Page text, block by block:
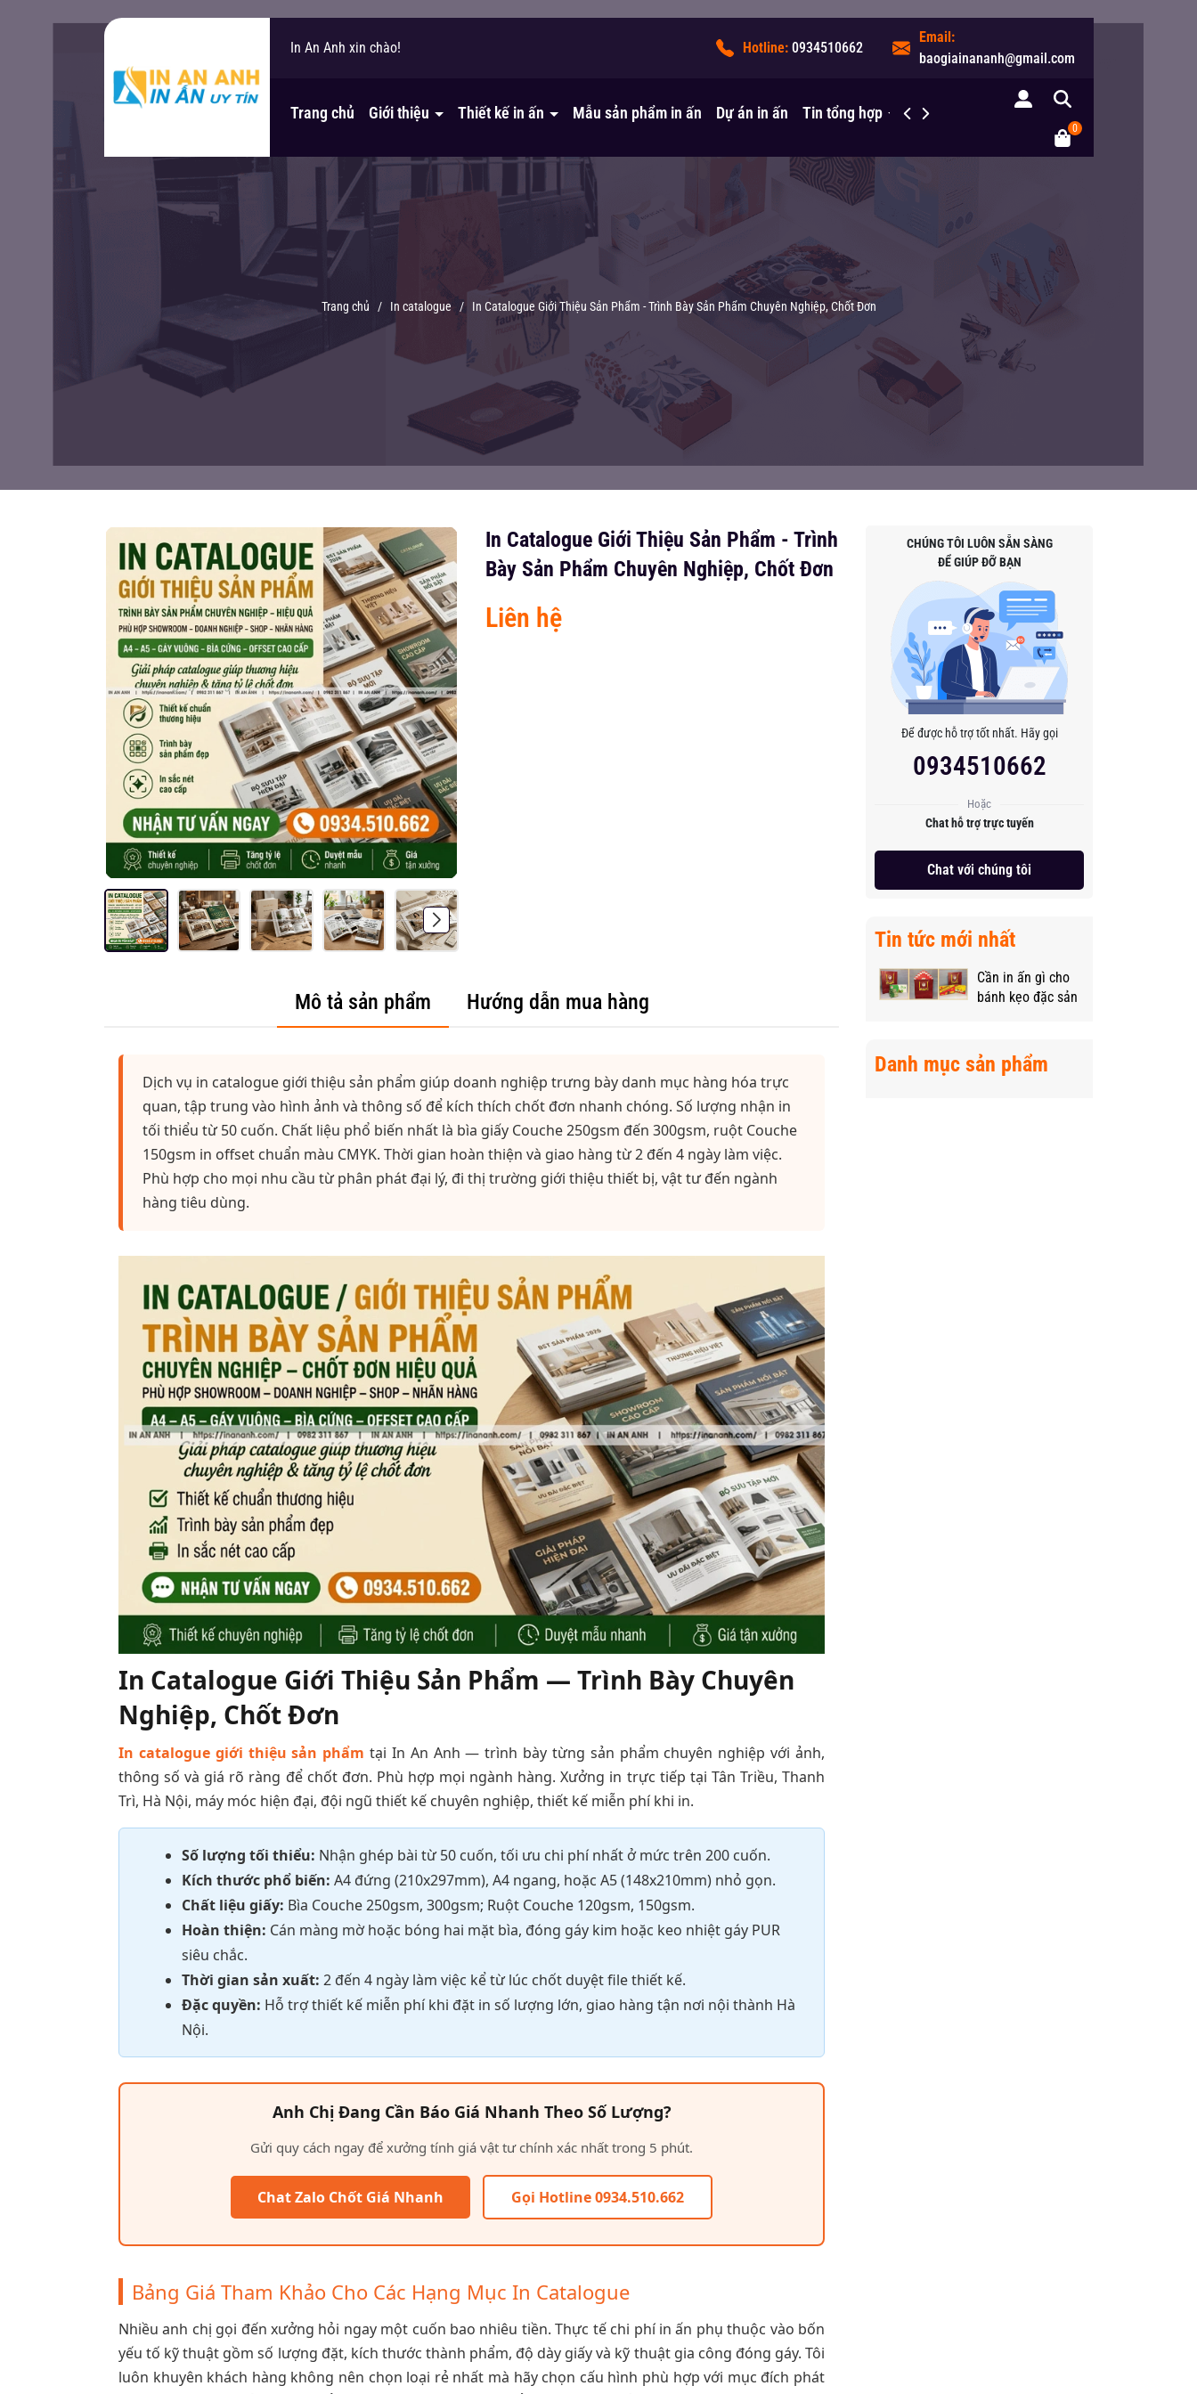
In An Anh xin chào!
Bạn cần hỗ trợ? Hotline: 0934510662
Email:
baogiainananh@gmail.com
Trang chủ Giới thiệu Thiết kế in ấn Mẫu sản phẩm in ấn Dự án in ấn Tin tổng hợp Liên hệ
0
Trang chủ / In catalogue / In Catalogue Giới Thiệu Sản Phẩm - Trình Bày Sản Phẩm Chuyên Nghiệp, Chốt Đơn
In Catalogue Giới Thiệu Sản Phẩm - Trình
Bày Sản Phẩm Chuyên Nghiệp, Chốt Đơn
Liên hệ
Mô tả sản phẩm Hướng dẫn mua hàng
Dịch vụ in catalogue giới thiệu sản phẩm giúp doanh nghiệp trưng bày danh mục hàng hóa trực
quan, tập trung vào hình ảnh và thông số để kích thích chốt đơn nhanh chóng. Số lượng nhận in
tối thiểu từ 50 cuốn. Chất liệu phổ biến nhất là bìa giấy Couche 250gsm đến 300gsm, ruột Couche
150gsm in offset chuẩn màu CMYK. Thời gian hoàn thiện và giao hàng từ 2 đến 4 ngày làm việc.
Phù hợp cho mọi nhu cầu từ phân phát đại lý, đi thị trường giới thiệu thiết bị, vật tư đến ngành
hàng tiêu dùng.
In Catalogue Giới Thiệu Sản Phẩm — Trình Bày Chuyên
Nghiệp, Chốt Đơn
In catalogue giới thiệu sản phẩm tại In An Anh — trình bày từng sản phẩm chuyên nghiệp với ảnh,
thông số và giá rõ ràng để chốt đơn. Phù hợp mọi ngành hàng. Xưởng in trực tiếp tại Tân Triều, Thanh
Trì, Hà Nội, máy móc hiện đại, đội ngũ thiết kế chuyên nghiệp, thiết kế miễn phí khi in.
Số lượng tối thiểu: Nhận ghép bài từ 50 cuốn, tối ưu chi phí nhất ở mức trên 200 cuốn.
Kích thước phổ biến: A4 đứng (210x297mm), A4 ngang, hoặc A5 (148x210mm) nhỏ gọn.
Chất liệu giấy: Bìa Couche 250gsm, 300gsm; Ruột Couche 120gsm, 150gsm.
Hoàn thiện: Cán màng mờ hoặc bóng hai mặt bìa, đóng gáy kim hoặc keo nhiệt gáy PUR
siêu chắc.
Thời gian sản xuất: 2 đến 4 ngày làm việc kể từ lúc chốt duyệt file thiết kế.
Đặc quyền: Hỗ trợ thiết kế miễn phí khi đặt in số lượng lớn, giao hàng tận nơi nội thành Hà
Nội.
Anh Chị Đang Cần Báo Giá Nhanh Theo Số Lượng?
Gửi quy cách ngay để xưởng tính giá vật tư chính xác nhất trong 5 phút.
Chat Zalo Chốt Giá Nhanh Gọi Hotline 0934.510.662
Bảng Giá Tham Khảo Cho Các Hạng Mục In Catalogue
Nhiều anh chị gọi đến xưởng hỏi ngay một cuốn bao nhiêu tiền. Thực tế chi phí in ấn phụ thuộc vào bốn
yếu tố kỹ thuật gồm số lượng đặt, kích thước thành phẩm, độ dày giấy và kỹ thuật gia công đóng gáy. Tôi
luôn khuyên khách hàng không nên chọn loại rẻ nhất mà hãy chọn cấu hình phù hợp với mục đích phát
CHÚNG TÔI LUÔN SẴN SÀNG
ĐỂ GIÚP ĐỠ BẠN
Để được hỗ trợ tốt nhất. Hãy gọi
0934510662
Hoặc
Chat hỗ trợ trực tuyến
Chat với chúng tôi
Tin tức mới nhất
Cần in ấn gì cho
bánh kẹo đặc sản
phẩm?
Danh mục sản phẩm